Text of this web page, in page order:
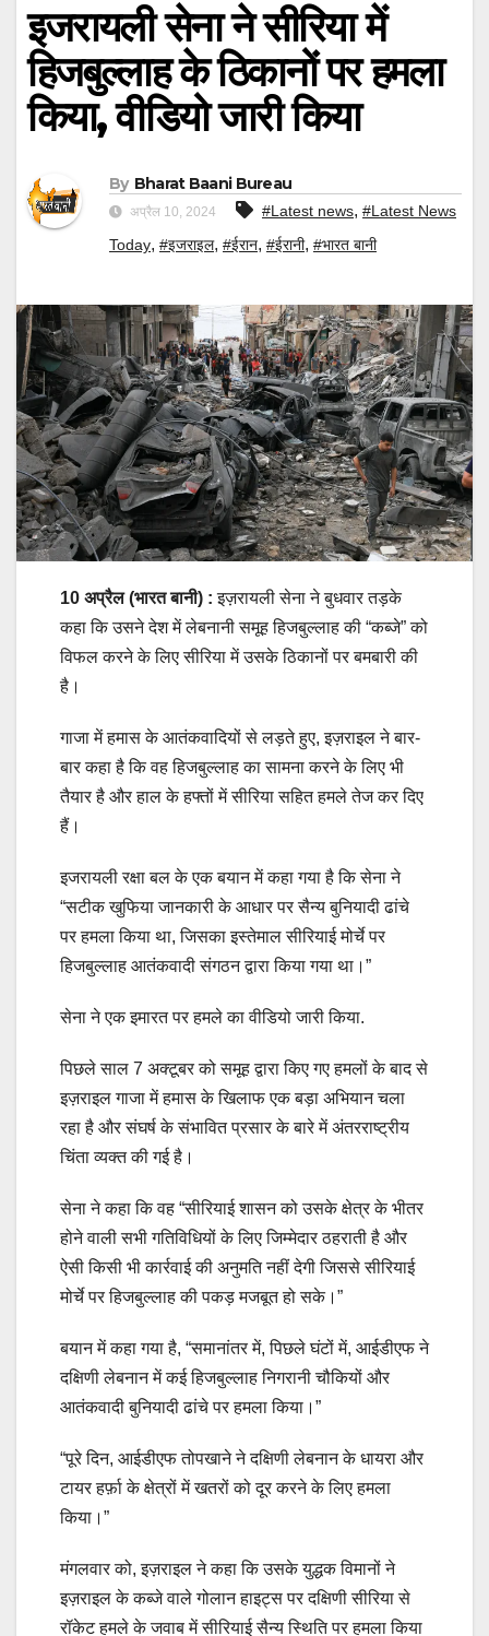
इजरायली सेना ने सीरिया में
हिजबुल्लाह के ठिकानों पर हमला
किया, वीडियो जारी किया
By Bharat Baani Bureau
अप्रैल 10, 2024 #Latest news, #Latest News
Today, #इजराइल, #ईरान, #ईरानी, #भारत बानी
10 अप्रैल (भारत बानी) : इज़रायली सेना ने बुधवार तड़के
कहा कि उसने देश में लेबनानी समूह हिजबुल्लाह की “कब्जे” को
विफल करने के लिए सीरिया में उसके ठिकानों पर बमबारी की
है।
गाजा में हमास के आतंकवादियों से लड़ते हुए, इज़राइल ने बार-
बार कहा है कि वह हिजबुल्लाह का सामना करने के लिए भी
तैयार है और हाल के हफ्तों में सीरिया सहित हमले तेज कर दिए
हैं।
इजरायली रक्षा बल के एक बयान में कहा गया है कि सेना ने
“सटीक खुफिया जानकारी के आधार पर सैन्य बुनियादी ढांचे
पर हमला किया था, जिसका इस्तेमाल सीरियाई मोर्चे पर
हिजबुल्लाह आतंकवादी संगठन द्वारा किया गया था।”
सेना ने एक इमारत पर हमले का वीडियो जारी किया.
पिछले साल 7 अक्टूबर को समूह द्वारा किए गए हमलों के बाद से
इज़राइल गाजा में हमास के खिलाफ एक बड़ा अभियान चला
रहा है और संघर्ष के संभावित प्रसार के बारे में अंतरराष्ट्रीय
चिंता व्यक्त की गई है।
सेना ने कहा कि वह “सीरियाई शासन को उसके क्षेत्र के भीतर
होने वाली सभी गतिविधियों के लिए जिम्मेदार ठहराती है और
ऐसी किसी भी कार्रवाई की अनुमति नहीं देगी जिससे सीरियाई
मोर्चे पर हिजबुल्लाह की पकड़ मजबूत हो सके।”
बयान में कहा गया है, “समानांतर में, पिछले घंटों में, आईडीएफ ने
दक्षिणी लेबनान में कई हिजबुल्लाह निगरानी चौकियों और
आतंकवादी बुनियादी ढांचे पर हमला किया।”
“पूरे दिन, आईडीएफ तोपखाने ने दक्षिणी लेबनान के धायरा और
टायर हर्फ़ा के क्षेत्रों में खतरों को दूर करने के लिए हमला
किया।”
मंगलवार को, इज़राइल ने कहा कि उसके युद्धक विमानों ने
इज़राइल के कब्जे वाले गोलान हाइट्स पर दक्षिणी सीरिया से
रॉकेट हमले के जवाब में सीरियाई सैन्य स्थिति पर हमला किया